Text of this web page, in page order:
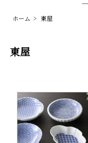
ホーム > 東屋
東屋